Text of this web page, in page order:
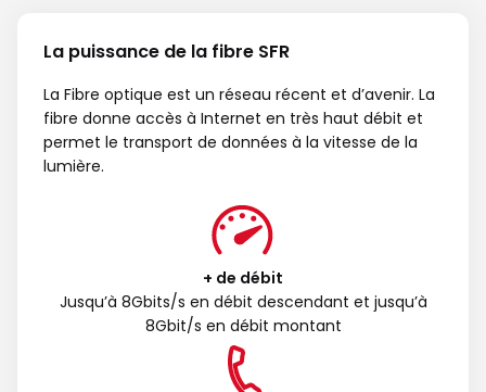
La puissance de la fibre SFR
La Fibre optique est un réseau récent et d’avenir. La
fibre donne accès à Internet en très haut débit et
permet le transport de données à la vitesse de la
lumière.
+ de débit
Jusqu’à 8Gbits/s en débit descendant et jusqu’à
8Gbit/s en débit montant